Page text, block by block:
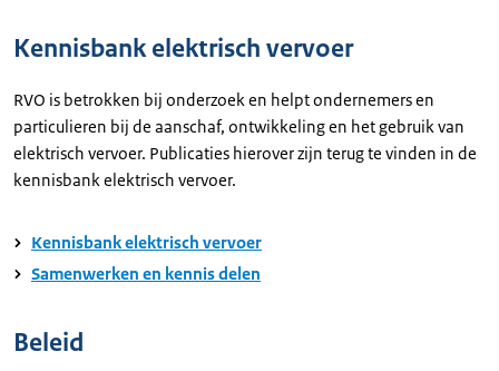
Kennisbank elektrisch vervoer
RVO is betrokken bij onderzoek en helpt ondernemers en
particulieren bij de aanschaf, ontwikkeling en het gebruik van
elektrisch vervoer. Publicaties hierover zijn terug te vinden in de
kennisbank elektrisch vervoer.
Kennisbank elektrisch vervoer
Samenwerken en kennis delen
Beleid